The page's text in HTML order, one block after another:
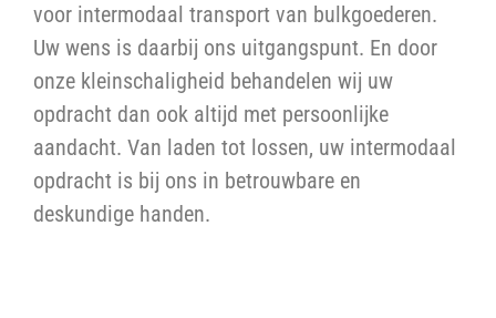
voor intermodaal transport van bulkgoederen.
Uw wens is daarbij ons uitgangspunt. En door
onze kleinschaligheid behandelen wij uw
opdracht dan ook altijd met persoonlijke
aandacht. Van laden tot lossen, uw intermodaal
opdracht is bij ons in betrouwbare en
deskundige handen.